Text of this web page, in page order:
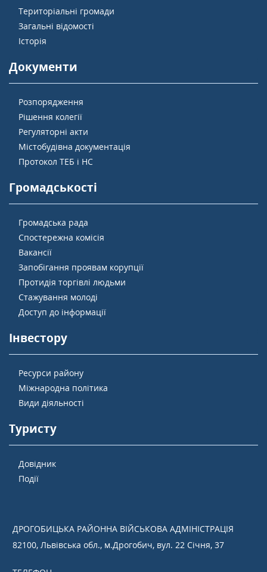
Територіальні громади
Загальні відомості
Історія
Документи
Розпорядження
Рішення колегії
Регуляторні акти
Містобудівна документація
Протокол ТЕБ і НС
Громадськості
Громадська рада
Спостережна комісія
Вакансії
Запобігання проявам корупції
Протидія торгівлі людьми
Стажування молоді
Доступ до інформації
Інвестору
Ресурси району
Міжнародна політика
Види діяльності
Туристу
Довідник
Події
ДРОГОБИЦЬКА РАЙОННА ВІЙСЬКОВА АДМІНІСТРАЦІЯ
82100, Львівська обл., м.Дрогобич, вул. 22 Січня, 37